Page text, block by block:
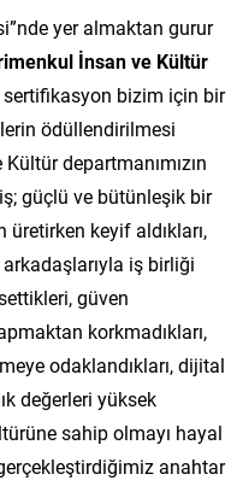
yer almaktan gurur
İnsan ve Kültür
sertifikasyon bizim için bir
ödüllendirilmesi
departmanımızın
güçlü ve bütünleşik bir
üretirken keyif aldıkları,
iş birliği
güven
korkmadıkları,
odaklandıkları, dijital
değerleri yüksek
sahip olmayı hayal
anahtar